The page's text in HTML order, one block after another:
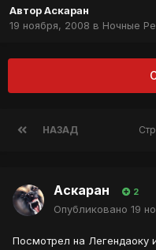
АвторАскаран
19 ноября, 2008 в Ночные
НАЗАД
Аскаран 2
Опубликовано 19
Посмотрел на Легендаоку